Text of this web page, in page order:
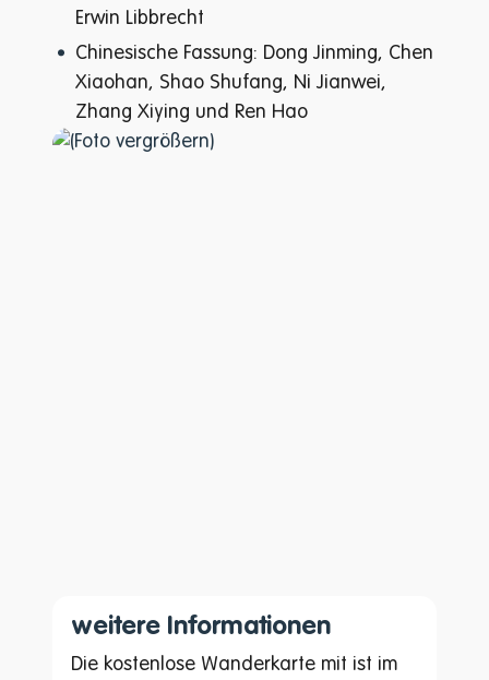
Erwin Libbrecht
Chinesische Fassung: Dong Jinming, Chen
Xiaohan, Shao Shufang, Ni Jianwei,
Zhang Xiying und Ren Hao
weitere Informationen
Die kostenlose Wanderkarte mit ist im